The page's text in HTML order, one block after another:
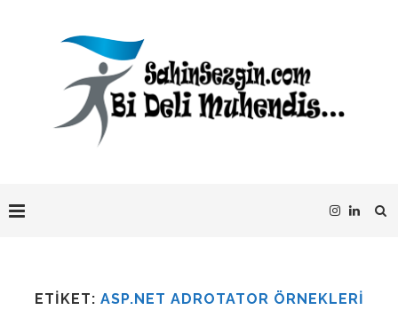
ETIKET: ASP.NET ADROTATOR ÖRNEKLERI